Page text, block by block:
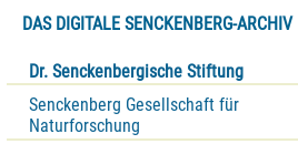
DAS DIGITALE SENCKENBERG-ARCHIV
Dr. Senckenbergische Stiftung
Senckenberg Gesellschaft für
Naturforschung